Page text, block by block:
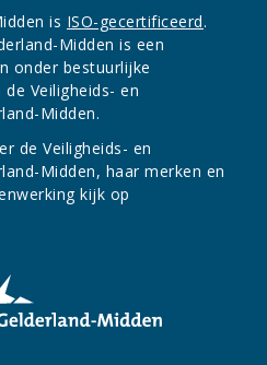
is ISO-gecertificeerd.
Midden is een
onder bestuurlijke
Veiligheids- en
Midden.
de Veiligheids- en
Midden, haar merken en
kijk op